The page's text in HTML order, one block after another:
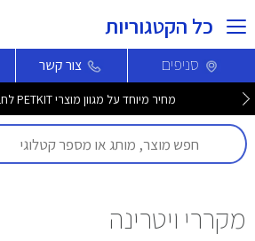
כל הקטגוריות
סניפים צור קשר
מחיר מיוחד על מגוון מוצרי PETKIT לחברי מועדון >>
מקררי ויטרינה